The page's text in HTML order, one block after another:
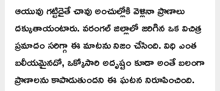
ఆయువు గట్టిదైతే చావు అంచుల్లోకి వెళ్లినా ప్రాణాలు
దక్కుతాయంటారు. వరంగల్ జిల్లాలో జరిగిన ఒక విచిత్ర
ప్రమాదం సరిగ్గా ఈ మాటను నిజం చేసింది. విధి ఎంత
బలీయమైనదో, ఒక్కోసారి అదృష్టం కూడా అంతే బలంగా
ప్రాణాలను కాపాడుతుందని ఈ ఘటన నిరూపించింది.